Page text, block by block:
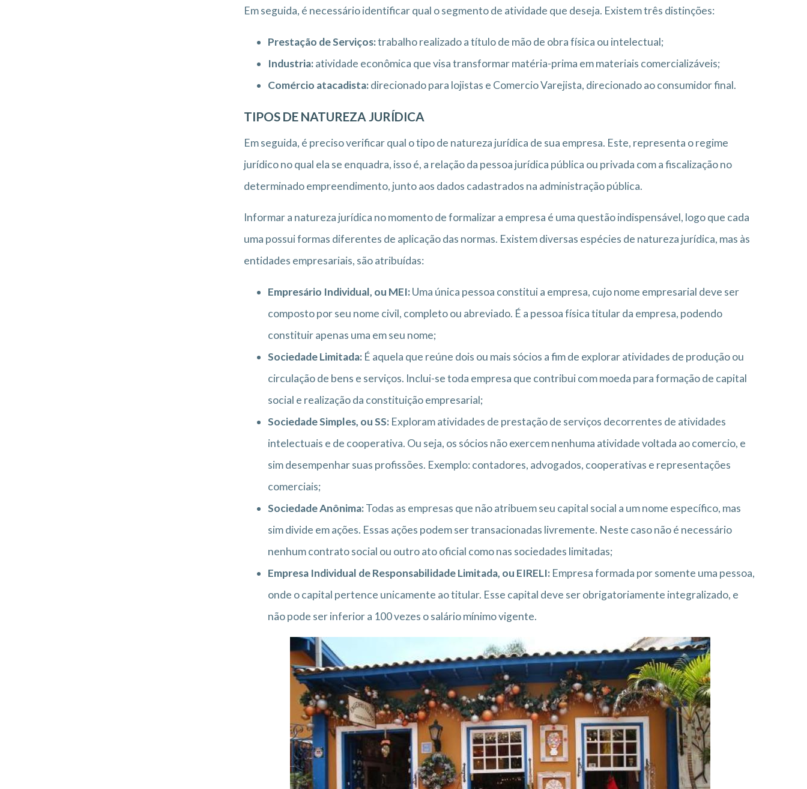
Em seguida, é necessário identificar qual o segmento de atividade que deseja. Existem três distinções:
Prestação de Serviços:trabalho realizado a título de mão de obra física ou intelectual;
Industria:atividade econômica que visa transformar matéria-prima em materiais comercializáveis;
Comércio atacadista:direcionado para lojistas e Comercio Varejista, direcionado ao consumidor final.
TIPOS DE NATUREZA JURÍDICA
Em seguida, é preciso verificar qual o tipo de natureza jurídica de sua empresa. Este, representa o regime
jurídico no qual ela se enquadra, isso é, a relação da pessoa jurídica pública ou privada com a fiscalização no
determinado empreendimento, junto aos dados cadastrados na administração pública.
Informar a natureza jurídica no momento de formalizar a empresa é uma questão indispensável, logo que cada
uma possui formas diferentes de aplicação das normas. Existem diversas espécies de natureza jurídica, mas às
entidades empresariais, são atribuídas:
Empresário Individual, ou MEI:Uma única pessoa constitui a empresa, cujo nome empresarial deve ser
composto por seu nome civil, completo ou abreviado. É a pessoa física titular da empresa, podendo
constituir apenas uma em seu nome;
Sociedade Limitada: É aquela que reúne dois ou mais sócios a fim de explorar atividades de produção ou
circulação de bens e serviços. Inclui-se toda empresa que contribui com moeda para formação de capital
social e realização da constituição empresarial;
Sociedade Simples, ou SS: Exploram atividades de prestação de serviços decorrentes de atividades
intelectuais e de cooperativa. Ou seja, os sócios não exercem nenhuma atividade voltada ao comercio, e
sim desempenhar suas profissões. Exemplo: contadores, advogados, cooperativas e representações
comerciais;
Sociedade Anônima:Todas as empresas que não atribuem seu capital social a um nome específico, mas
sim divide em ações. Essas ações podem ser transacionadas livremente. Neste caso não é necessário
nenhum contrato social ou outro ato oficial como nas sociedades limitadas;
Empresa Individual de Responsabilidade Limitada, ou EIRELI: Empresa formada por somente uma pessoa,
onde o capital pertence unicamente ao titular. Esse capital deve ser obrigatoriamente integralizado, e
não pode ser inferior a 100 vezes o salário mínimo vigente.